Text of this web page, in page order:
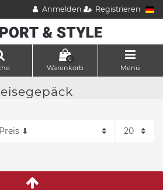
Anmelden Registrieren
0
Warenkorb Menü